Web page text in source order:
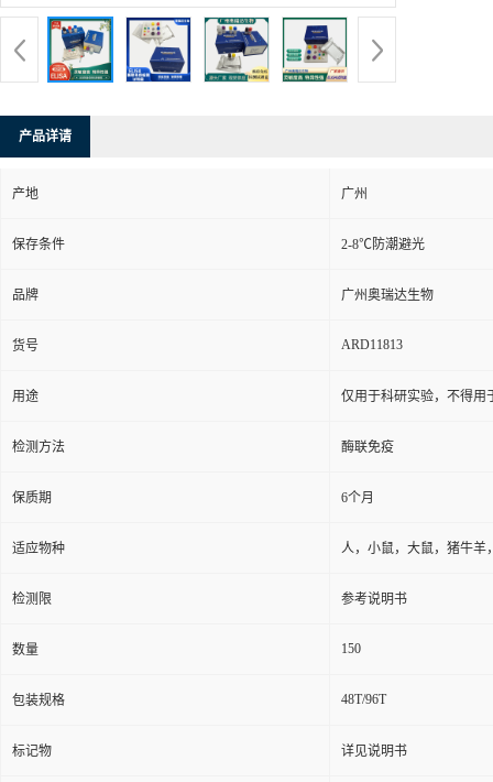
产品详请
产地 广州
保存条件 2-8℃防潮避光
品牌 广州奥瑞达生物
货号 ARD11813
用途 仅用于科研实验，不得用
检测方法 酶联免疫
保质期 6个月
适应物种 人，小鼠，大鼠，猪牛羊
检测限 参考说明书
数量 150
包装规格 48T/96T
标记物 详见说明书